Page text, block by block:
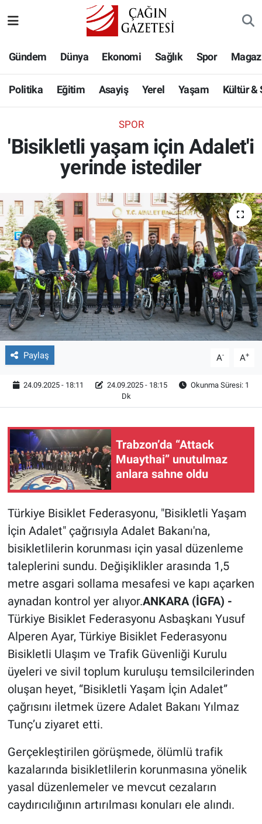
Gündem Dünya Ekonomi Sağlık Spor
Politika Eğitim Asayiş Yerel Yaşam Kültür &
SPOR
'Bisikletli yaşam için Adalet'i
yerinde istediler
Paylaş A- A+
24.09.2025 - 18:11 24.09.2025 - 18:15
Okunma Süresi: 1
Dk
Trabzon’da “Attack
Muaythai” unutulmaz
anlara sahne oldu
Türkiye Bisiklet Federasyonu, "Bisikletli Yaşam
İçin Adalet" çağrısıyla Adalet Bakanı'na,
bisikletlilerin korunması için yasal düzenleme
taleplerini sundu. Değişiklikler arasında 1,5
metre asgari sollama mesafesi ve kapı açarken
aynadan kontrol yer alıyor.ANKARA (İGFA) -
Türkiye Bisiklet Federasyonu Asbaşkanı Yusuf
Alperen Ayar, Türkiye Bisiklet Federasyonu
Bisikletli Ulaşım ve Trafik Güvenliği Kurulu
üyeleri ve sivil toplum kuruluşu temsilcilerinden
oluşan heyet, “Bisikletli Yaşam İçin Adalet”
çağrısını iletmek üzere Adalet Bakanı Yılmaz
Tunç’u ziyaret etti.
Gerçekleştirilen görüşmede, ölümlü trafik
kazalarında bisikletlilerin korunmasına yönelik
yasal düzenlemeler ve mevcut cezaların
caydırıcılığının artırılması konuları ele alındı.
Eğitim
Asayiş
Yaşam
Kültür & Sanat
Bilim-Teknoloji
Köşe Yazıları
Röportaj
Video Galeri
Hava Durumu
Namaz Vakitleri
Süper Lig Puan Durumu ve Fikstür
Tüm Manşetler
Son Dakika Haberleri
Haber Arşivi